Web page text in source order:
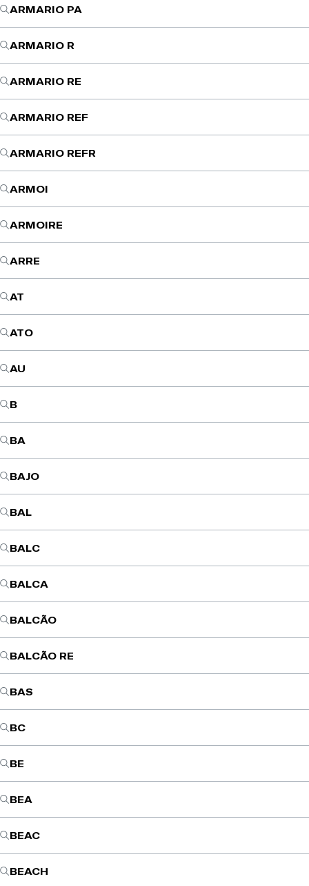
ARMARIO PA
ARMARIO R
ARMARIO RE
ARMARIO REF
ARMARIO REFR
ARMOI
ARMOIRE
ARRE
AT
ATO
AU
B
BA
BAJO
BAL
BALC
BALCA
BALCÃO
BALCÃO RE
BAS
BC
BE
BEA
BEAC
BEACH